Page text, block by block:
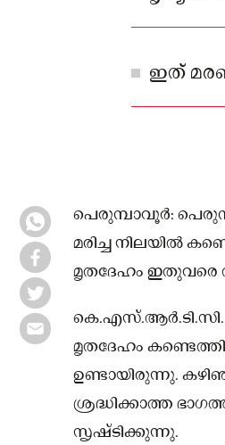
ഇത്
പെരുമ്പാവൂർ:
മരിച്ച നിലയിൽ
മൃതദേഹം ഇതുവരെ
മൃതദേഹം
ഉണ്ടായിരുന്നു.
ശ്രദ്ധിക്കാത്ത
സൃഷ്ടിക്കുന്നു.